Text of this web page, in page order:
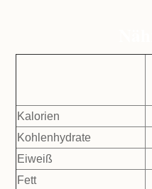
Kalorien
Kohlenhydrate
Eiweiß
Fett